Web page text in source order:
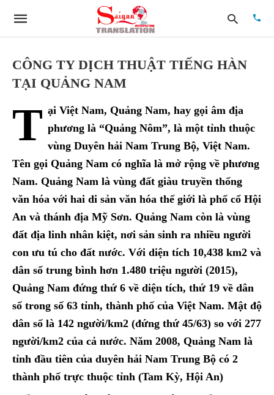
query
and
CÔNG TY DỊCH THUẬT TIẾNG HÀN
TẠI QUẢNG NAM
T ại Việt Nam, Quảng Nam, hay gọi âm địa
phương là “Quảng Nôm”, là một tỉnh thuộc
vùng Duyên hải Nam Trung Bộ, Việt Nam.
Tên gọi Quảng Nam có nghĩa là mở rộng về phương
Nam. Quảng Nam là vùng đất giàu truyền thống
văn hóa với hai di sản văn hóa thế giới là phố cổ Hội
An và thánh địa Mỹ Sơn. Quảng Nam còn là vùng
đất địa linh nhân kiệt, nơi sản sinh ra nhiều người
con ưu tú cho đất nước. Với diện tích 10,438 km2 và
dân số trung bình hơn 1.480 triệu người (2015),
Quảng Nam đứng thứ 6 về diện tích, thứ 19 về dân
số trong số 63 tỉnh, thành phố của Việt Nam. Mật độ
dân số là 142 người/km2 (đứng thứ 45/63) so với 277
người/km2 của cả nước. Năm 2008, Quảng Nam là
tỉnh đầu tiên của duyên hải Nam Trung Bộ có 2
thành phố trực thuộc tỉnh (Tam Kỳ, Hội An)